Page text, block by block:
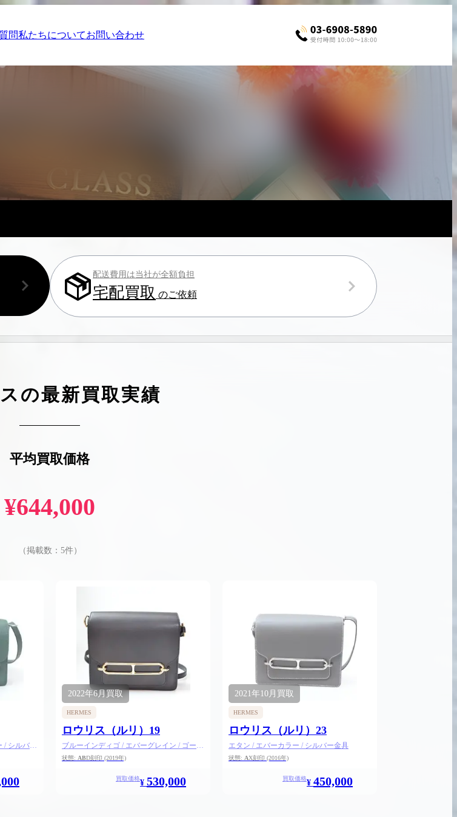
問私たちについてお問い合わせ
宅配買取の
配送費用は当社が全額負担
宅配買取 のご依頼
の最新買取実績
平均買取価格
¥644,000
（掲載数： 5件）
/ シルバー
2022年6月買取
HERMES
ロウリス（ルリ）19
ブルーインディゴ / エバーグレイン / ゴール
ド金具
状態: ABD刻印 (2019年)
買取価格¥ 530,000
2021年10月 買取
HERMES
ロウリス（ルリ）23
エタン / エバーカラー / シルバー金具
状態: AX刻印 (2016年)
買取価格¥ 450,000